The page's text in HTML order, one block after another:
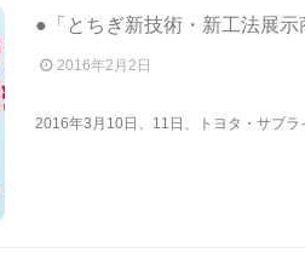
●「とちぎ新技術・新工法展
2016年2月2日
2016年3月10日、11日、トヨタ・サプ